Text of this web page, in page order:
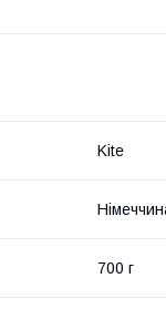
Kite
700 г